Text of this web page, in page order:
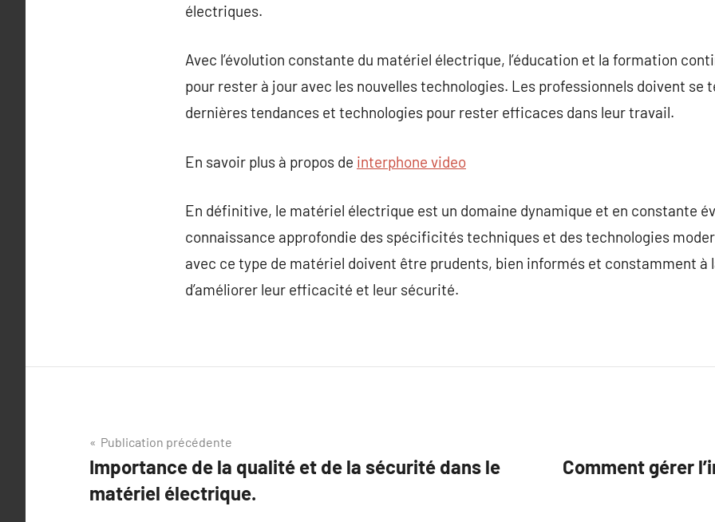
électriques.
Avec l’évolution constante du matériel électrique, l’éducation et la formation
pour rester à jour avec les nouvelles technologies. Les professionnels doivent se
dernières tendances et technologies pour rester efficaces dans leur travail.
En savoir plus à propos de interphone video
En définitive, le matériel électrique est un domaine dynamique et en constante
connaissance approfondie des spécificités techniques et des technologies
avec ce type de matériel doivent être prudents, bien informés et constamment à
d’améliorer leur efficacité et leur sécurité.
Navigation
de
l’article
Publication précédente
Importance de la qualité et de la sécurité dans le
matériel électrique.
Comment gérer